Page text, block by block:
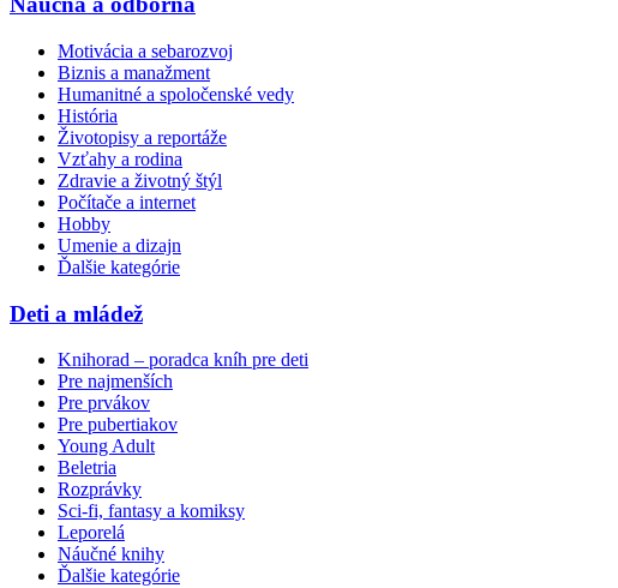
Motivácia a sebarozvoj
Biznis a manažment
Humanitné a spoločenské vedy
História
Životopisy a reportáže
Vzťahy a rodina
Zdravie a životný štýl
Počítače a internet
Hobby
Umenie a dizajn
Ďalšie kategórie
Deti a mládež
Knihorad – poradca kníh pre deti
Pre najmenších
Pre prvákov
Pre pubertiakov
Young Adult
Beletria
Rozprávky
Sci-fi, fantasy a komiksy
Leporelá
Náučné knihy
Ďalšie kategórie